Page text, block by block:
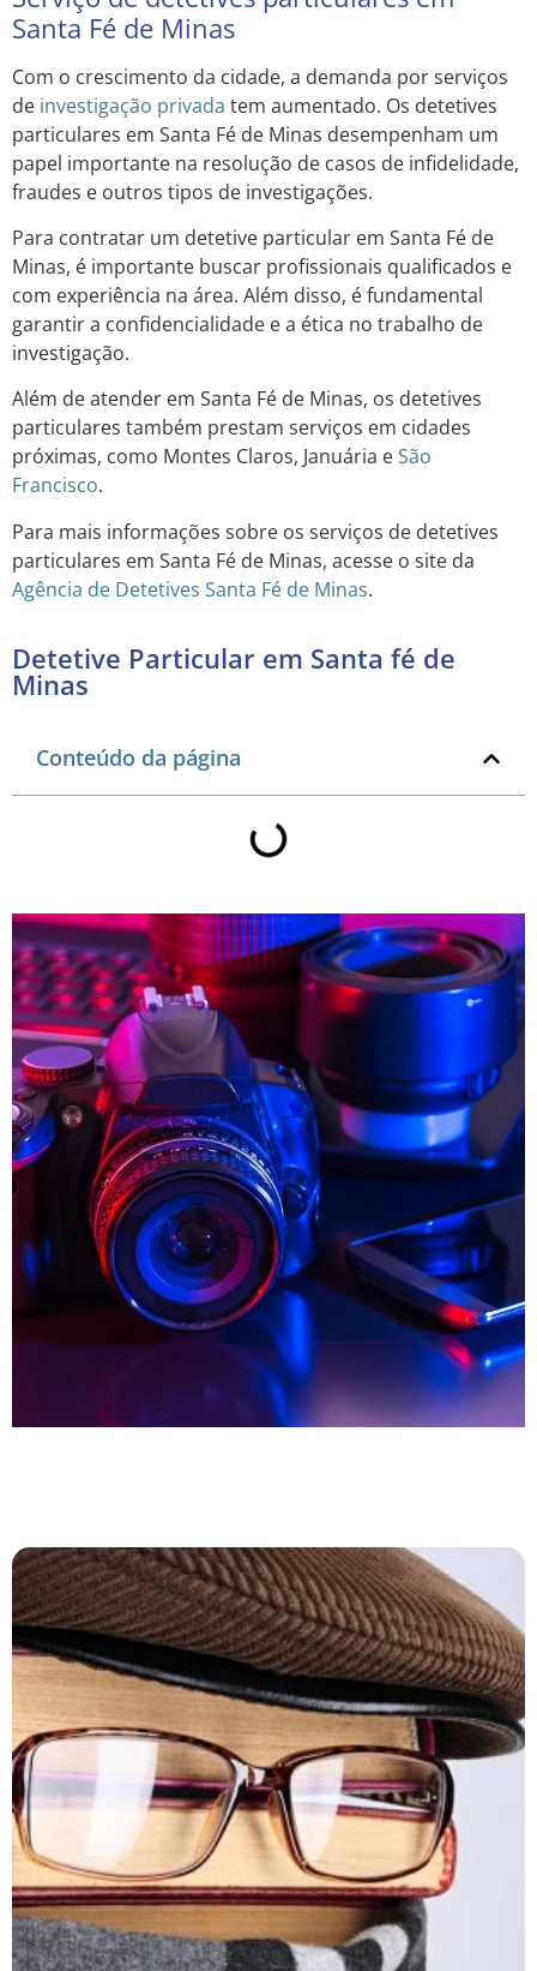
Santa Fé de Minas
Com o crescimento da cidade, a demanda por serviços
de investigação privada tem aumentado. Os detetives
particulares em Santa Fé de Minas desempenham um
papel importante na resolução de casos de infidelidade,
fraudes e outros tipos de investigações.
Para contratar um detetive particular em Santa Fé de
Minas, é importante buscar profissionais qualificados e
com experiência na área. Além disso, é fundamental
garantir a confidencialidade e a ética no trabalho de
investigação.
Além de atender em Santa Fé de Minas, os detetives
particulares também prestam serviços em cidades
próximas, como Montes Claros, Januária eSão
Francisco.
Para mais informações sobre os serviços de detetives
particulares em Santa Fé de Minas, acesse o site da
Agência de Detetives Santa Fé de Minas.
Detetive Particular em Santa fé de
Minas
Conteúdo da página